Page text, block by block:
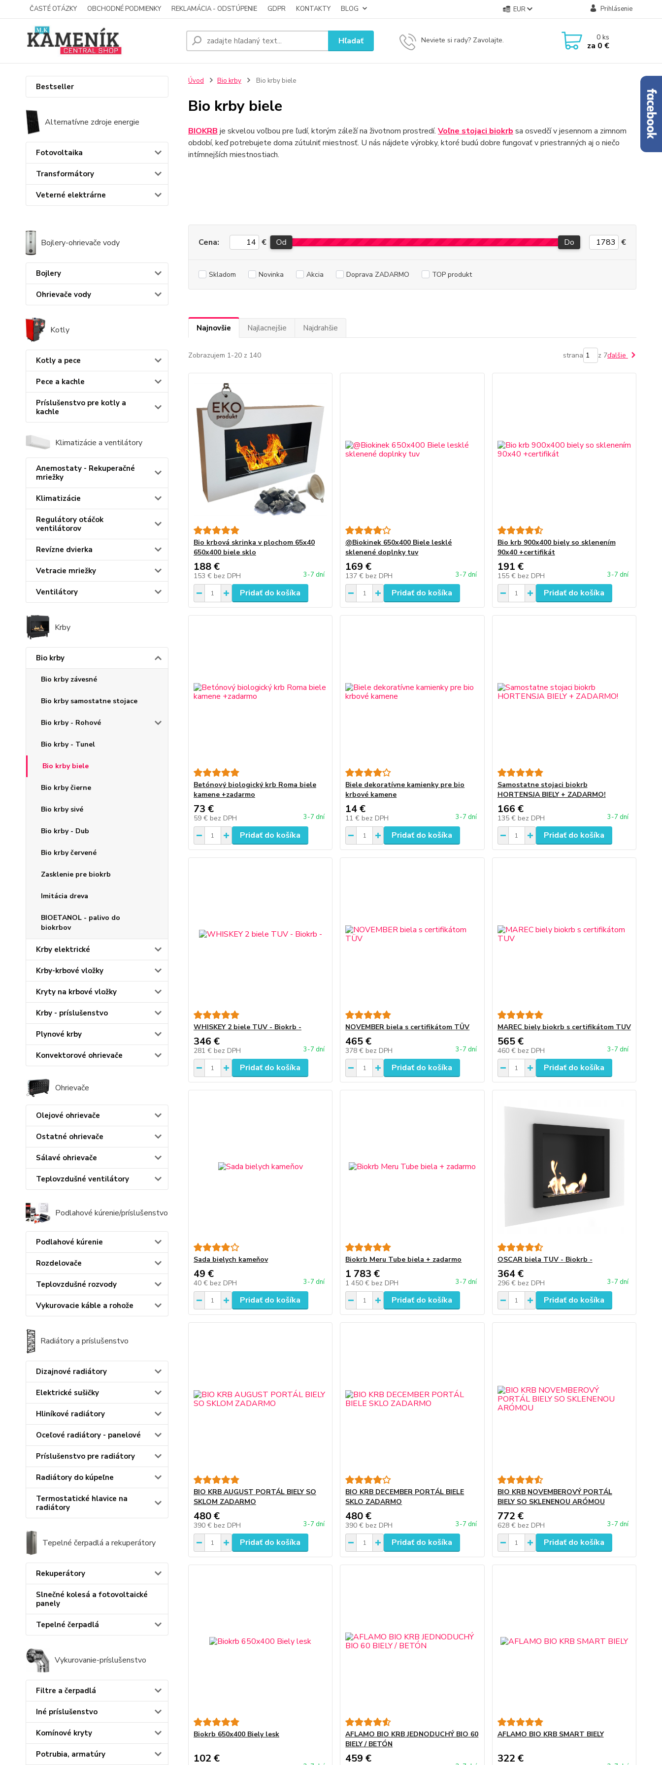
ČASTÉ OTÁZKY OBCHODNÉ PODMIENKY REKLAMÁCIA - ODSTÚPENIE GDPR KONTAKTY BLOG EUR Prihlásenie
Hľadať Neviete si rady? Zavolajte. 0ks
za 0 €
Bestseller
Alternatívne zdroje energie
Fotovoltaika
Transformátory
Veterné elektrárne
Bojlery-ohrievače vody
Bojlery
Ohrievače vody
Kotly
Kotly a pece
Pece a kachle
Príslušenstvo pre kotly a
kachle
Klimatizácie a ventilátory
Anemostaty - Rekuperačné
mriežky
Klimatizácie
Regulátory otáčok
ventilátorov
Revízne dvierka
Vetracie mriežky
Ventilátory
Krby
Bio krby
Bio krby závesné
Bio krby samostatne stojace
Bio krby - Rohové
Bio krby - Tunel
Bio krby biele
Bio krby čierne
Bio krby sivé
Bio krby - Dub
Bio krby červené
Zasklenie pre biokrb
Imitácia dreva
BIOETANOL - palivo do
biokrbov
Krby elektrické
Krby-krbové vložky
Kryty na krbové vložky
Krby - príslušenstvo
Plynové krby
Konvektorové ohrievače
Ohrievače
Olejové ohrievače
Ostatné ohrievače
Sálavé ohrievače
Teplovzdušné ventilátory
Podlahové kúrenie/príslušenstvo
Podlahové kúrenie
Rozdelovače
Teplovzdušné rozvody
Vykurovacie káble a rohože
Radiátory a príslušenstvo
Dizajnové radiátory
Elektrické sušičky
Hliníkové radiátory
Oceľové radiátory - panelové
Príslušenstvo pre radiátory
Radiátory do kúpeľne
Termostatické hlavice na
radiátory
Tepelné čerpadlá a rekuperátory
Rekuperátory
Slnečné kolesá a fotovoltaické
panely
Tepelné čerpadlá
Vykurovanie-príslušenstvo
Filtre a čerpadlá
Iné príslušenstvo
Komínové kryty
Potrubia, armatúry
Úvod Bio krby Bio krby biele
Bio krby biele
BIOKRB je skvelou voľbou pre ľudí, ktorým záleží na životnom prostredí. Voľne stojaci biokrb sa osvedčí v jesennom a zimnom
období, keď potrebujete doma zútulniť miestnosť. U nás nájdete výrobky, ktoré budú dobre fungovať v priestranných aj o niečo
intímnejších miestnostiach.
Cena: € Od Do €
Skladom Novinka Akcia Doprava ZADARMO TOP produkt
Najnovšie Najlacnejšie Najdrahšie
Zobrazujem 1-20 z 140 strana z 7ďalšie
Bio krbová skrinka v plochom 65x40
650x400 biele sklo
188 €
153 € bez DPH 3-7 dní
Pridať do košíka
@Biokinek 650x400 Biele lesklé
sklenené doplnky tuv
169 €
137 € bez DPH 3-7 dní
Pridať do košíka
Bio krb 900x400 biely so sklenením
90x40 +certifikát
191 €
155 € bez DPH 3-7 dní
Pridať do košíka
Betónový biologický krb Roma biele
kamene +zadarmo
73 €
59 € bez DPH 3-7 dní
Pridať do košíka
Biele dekoratívne kamienky pre bio
krbové kamene
14 €
11 € bez DPH 3-7 dní
Pridať do košíka
Samostatne stojaci biokrb
HORTENSJA BIELY + ZADARMO!
166 €
135 € bez DPH 3-7 dní
Pridať do košíka
WHISKEY 2 biele TUV - Biokrb -
346 €
281 € bez DPH 3-7 dní
Pridať do košíka
NOVEMBER biela s certifikátom TÜV
465 €
378 € bez DPH 3-7 dní
Pridať do košíka
MAREC biely biokrb s certifikátom TUV
565 €
460 € bez DPH 3-7 dní
Pridať do košíka
Sada bielych kameňov
49 €
40 € bez DPH 3-7 dní
Pridať do košíka
Biokrb Meru Tube biela + zadarmo
1 783 €
1 450 € bez DPH 3-7 dní
Pridať do košíka
OSCAR biela TUV - Biokrb -
364 €
296 € bez DPH 3-7 dní
Pridať do košíka
BIO KRB AUGUST PORTÁL BIELY SO
SKLOM ZADARMO
480 €
390 € bez DPH 3-7 dní
Pridať do košíka
BIO KRB DECEMBER PORTÁL BIELE
SKLO ZADARMO
480 €
390 € bez DPH 3-7 dní
Pridať do košíka
BIO KRB NOVEMBEROVÝ PORTÁL
BIELY SO SKLENENOU ARÓMOU
772 €
628 € bez DPH 3-7 dní
Pridať do košíka
Biokrb 650x400 Biely lesk
102 €
AFLAMO BIO KRB JEDNODUCHÝ BIO 60
BIELY / BETÓN
459 €
AFLAMO BIO KRB SMART BIELY
322 €